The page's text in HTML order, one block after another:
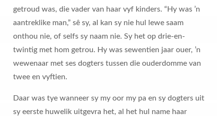
getroud was, die vader van haar vyf kinders. “Hy was ’n
aantreklike man,” sê sy, al kan sy nie hul lewe saam
onthou nie, of selfs sy naam nie. Sy het op drie-en-
twintig met hom getrou. Hy was sewentien jaar ouer, ’n
wewenaar met ses dogters tussen die ouderdomme van
twee en vyftien.
Daar was tye wanneer sy my oor my pa en sy dogters uit
sy eerste huwelik uitgevra het, al het hul name haar